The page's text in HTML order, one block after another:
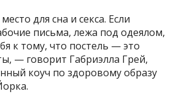
для сна и секса. Если
письма, лежа под одеялом,
к тому, что постель — это
— говорит Габриэлла Грей,
коуч по здоровому образу